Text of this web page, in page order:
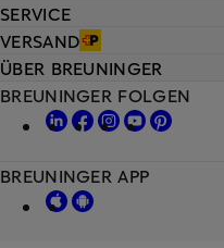
SERVICE
VERSAND
ÜBER BREUNINGER
BREUNINGER FOLGEN
BREUNINGER APP